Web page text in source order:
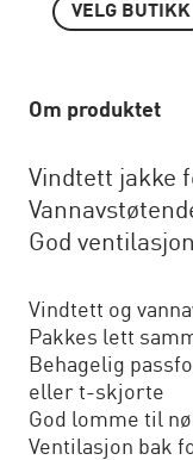
VELG BUTIKK
Om produktet
Vindtett jakke
God
Vindtett og
Pakkes lett
Behagelig
eller t-skjorte
God lomme til
Ventilasjon bak